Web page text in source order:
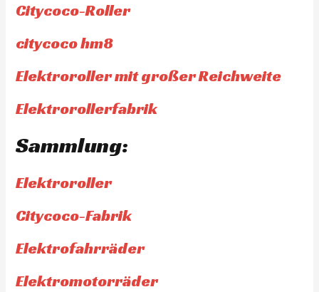
Citycoco-Roller
citycoco hm8
Elektroroller mit großer Reichweite
Elektrorollerfabrik
Sammlung:
Elektroroller
Citycoco-Fabrik
Elektrofahrräder
Elektromotorräder